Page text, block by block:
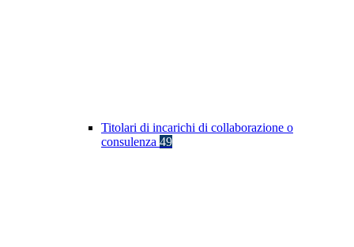
Titolari di incarichi di collaborazione o
consulenza 49